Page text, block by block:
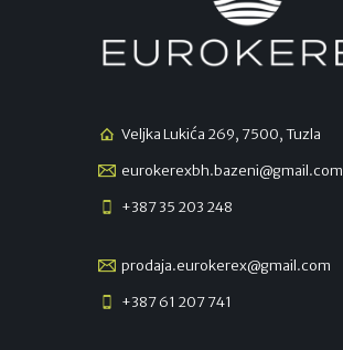
Veljka Lukića 269, 7500, Tuzla
eurokerexbh.bazeni@gmail.com
+387 35 203 248
prodaja.eurokerex@gmail.com
+387 61 207 741